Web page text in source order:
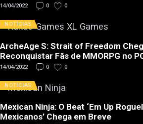
14/04/2022 0 0
NOTÍCIAS
ArcheAge S: Strait of Freedom
Reconquistar Fãs de MMORPG no
14/04/2022 0 0
NOTÍCIAS
Mexican Ninja: O Beat ‘Em Up
Mexicanos’ Chega em Breve